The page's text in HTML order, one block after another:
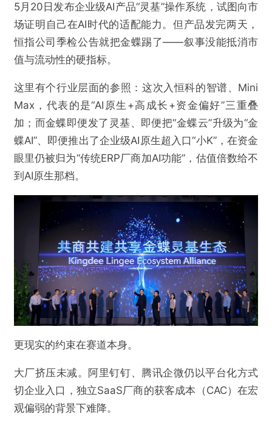
5月20日发布企业级AI产品“灵基”操作系统，试图向市
场证明自己在AI时代的适配能力。但产品发完两天，
恒指公司季检公告就把金蝶踢了——叙事没能抵消市
值与流动性的硬指标。
这里有个行业层面的参照：这次入恒科的智谱、Mini
Max，代表的是“AI原生+高成长+资金偏好”三重叠
加；而金蝶即便发了灵基、即便把“金蝶云”升级为“金
蝶AI”、即便推出了企业级AI原生超入口“小K”，在资金
眼里仍被归为“传统ERP厂商加AI功能”，估值倍数给不
到AI原生那档。
更现实的约束在赛道本身。
大厂挤压未减。阿里钉钉、腾讯企微仍以平台化方式
切企业入口，独立SaaS厂商的获客成本（CAC）在宏
观偏弱的背景下难降。